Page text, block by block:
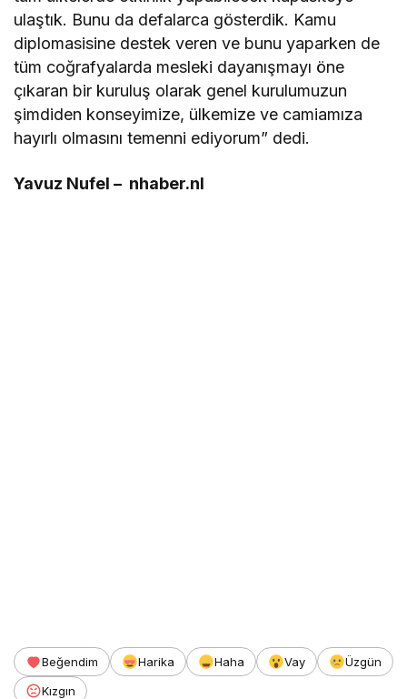
ulaştık. Bunu da defalarca gösterdik. Kamu
diplomasisine destek veren ve bunu yaparken de
tüm coğrafyalarda mesleki dayanışmayı öne
çıkaran bir kuruluş olarak genel kurulumuzun
şimdiden konseyimize, ülkemize ve camiamıza
hayırlı olmasını temenni ediyorum” dedi.
Yavuz Nufel – nhaber.nl
Beğendim Harika Haha Vay
Üzgün
Kızgın